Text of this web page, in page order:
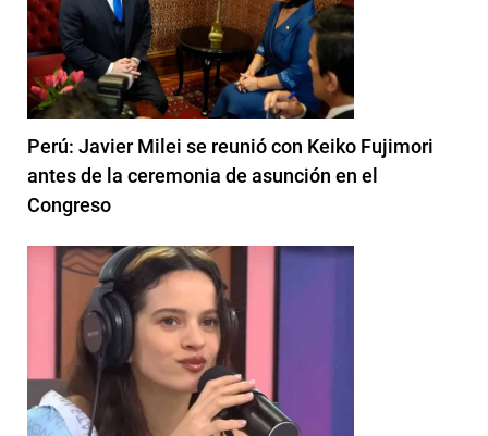
Perú: Javier Milei se reunió con Keiko Fujimori
antes de la ceremonia de asunción en el
Congreso